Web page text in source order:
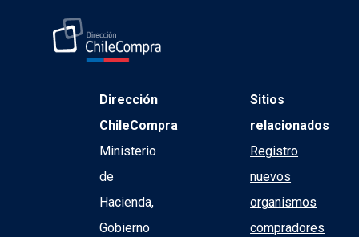
Dirección
ChileCompra
Ministerio
de
Hacienda,
Gobierno
Sitios
relacionados
Registro
nuevos
organismos
compradores